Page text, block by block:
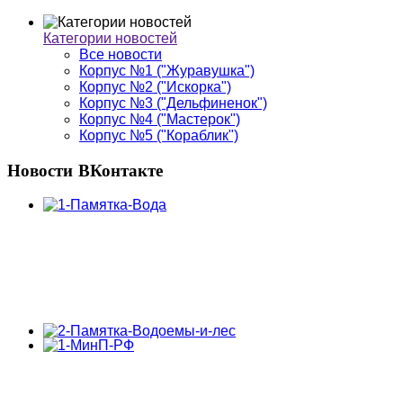
Категории новостей
Все новости
Корпус №1 ("Журавушка")
Корпус №2 ("Искорка")
Корпус №3 ("Дельфиненок")
Корпус №4 ("Мастерок")
Корпус №5 ("Кораблик")
Новости ВКонтакте